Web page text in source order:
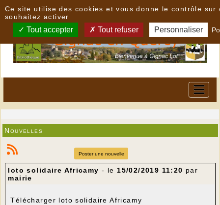
Nouvelles
Poster une nouvelle
loto solidaire Africamy - le15/02/2019 11:20 par
mairie
Télécharger loto solidaire Africamy
Ce site utilise des cookies et vous donne le contrôle sur
souhaitez activer
Tout accepter Tout refuser Personnaliser